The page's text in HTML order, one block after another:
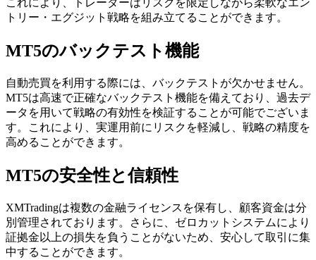
これにより、トレーダーはリスクを限定しながら柔軟なエン
トリー・エグジット戦略を組み立てることができます。
MT5のバックテスト機能
自動売買を利用する際には、バックテストが欠かせません。
MT5は高速で正確なバックテスト機能を備えており、過去デ
ータを用いて戦略の有効性を検証することが可能でございま
す。これにより、実運用前にリスクを軽減し、戦略の精度を
高めることができます。
MT5の安全性と信頼性
XMTradingは複数の金融ライセンスを保有し、顧客資金は分
別管理されております。さらに、ゼロカットシステムにより
証拠金以上の損失を負うことがないため、安心して取引に集
中することができます。